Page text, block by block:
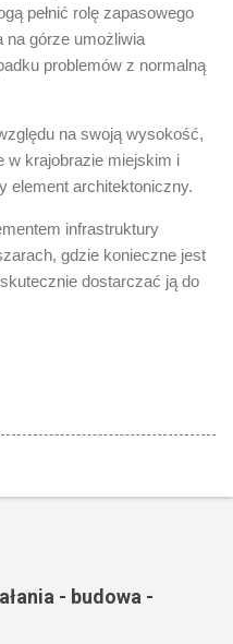
pełnić rolę zapasowego
na górze umożliwia
problemów z normalną
na swoją wysokość,
w krajobrazie miejskim i
element architektoniczny.
infrastruktury
gdzie konieczne jest
dostarczać ją do
- budowa -